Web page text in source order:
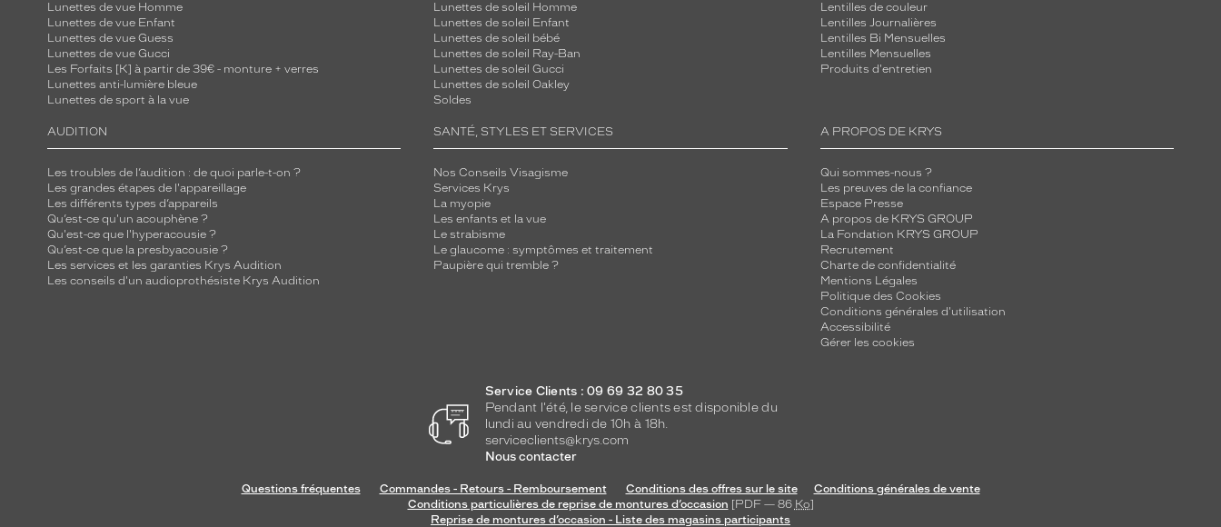
Lunettes de vue Homme
Lunettes de vue Enfant
Lunettes de vue Guess
Lunettes de vue Gucci
Les Forfaits [K] à partir de 39€ - monture + verres
Lunettes anti-lumière bleue
Lunettes de sport à la vue
Lunettes de soleil Homme
Lunettes de soleil Enfant
Lunettes de soleil bébé
Lunettes de soleil Ray-Ban
Lunettes de soleil Gucci
Lunettes de soleil Oakley
Soldes
Lentilles de couleur
Lentilles Journalières
Lentilles Bi Mensuelles
Lentilles Mensuelles
Produits d'entretien
AUDITION
Les troubles de l’audition : de quoi parle-t-on ?
Les grandes étapes de l'appareillage
Les différents types d’appareils
Qu’est-ce qu'un acouphène ?
Qu'est-ce que l'hyperacousie ?
Qu’est-ce que la presbyacousie ?
Les services et les garanties Krys Audition
Les conseils d'un audioprothésiste Krys Audition
SANTÉ, STYLES ET SERVICES
Nos Conseils Visagisme
Services Krys
La myopie
Les enfants et la vue
Le strabisme
Le glaucome : symptômes et traitement
Paupière qui tremble ?
A PROPOS DE KRYS
Qui sommes-nous ?
Les preuves de la confiance
Espace Presse
A propos de KRYS GROUP
La Fondation KRYS GROUP
Recrutement
Charte de confidentialité
Mentions Légales
Politique des Cookies
Conditions générales d'utilisation
Accessibilité
Gérer les cookies
Service Clients : 09 69 32 80 35
Pendant l'été, le service clients est disponible du
lundi au vendredi de 10h à 18h.
serviceclients@krys.com
Nous contacter
Questions fréquentes Commandes - Retours - Remboursement Conditions des offres sur le site
Conditions générales de vente
Conditions particulières de reprise de montures d’occasion [PDF — 86 Ko]
Reprise de montures d’occasion - Liste des magasins participants